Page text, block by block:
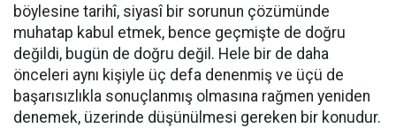
böylesine tarihî, siyasî bir sorunun çözümünde
muhatap kabul etmek, bence geçmişte de doğru
değildi, bugün de doğru değil. Hele bir de daha
önceleri aynı kişiyle üç defa denenmiş ve üçü de
başarısızlıkla sonuçlanmış olmasına rağmen yeniden
denemek, üzerinde düşünülmesi gereken bir konudur.